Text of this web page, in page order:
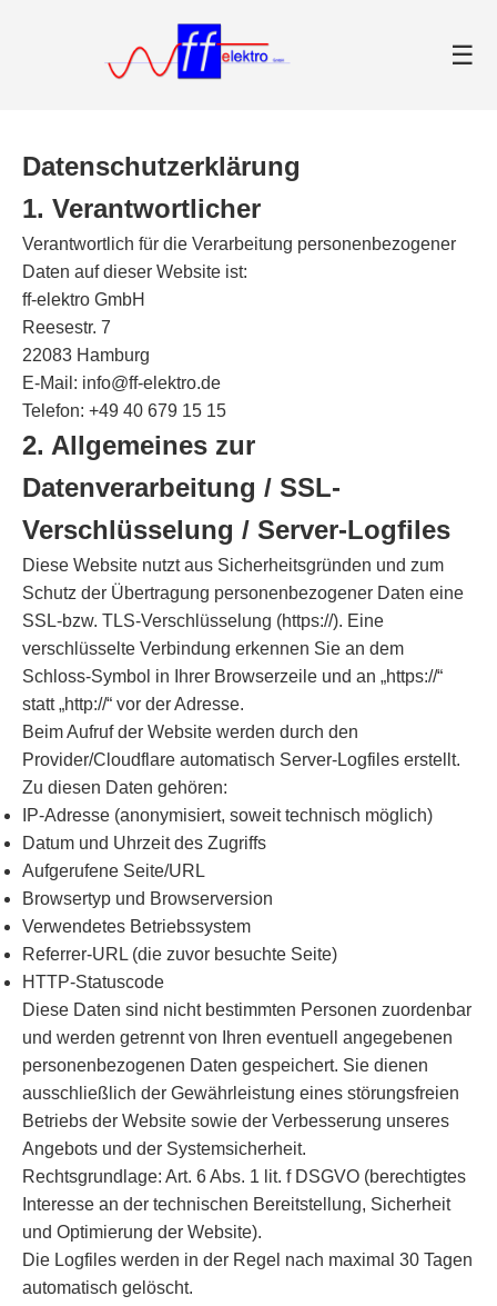
☰
Datenschutzerklärung
1. Verantwortlicher
Verantwortlich für die Verarbeitung personenbezogener
Daten auf dieser Website ist:
ff-elektro GmbH
Reesestr. 7
22083 Hamburg
E-Mail: info@ff-elektro.de
Telefon: +49 40 679 15 15
2. Allgemeines zur
Datenverarbeitung / SSL-
Verschlüsselung / Server-Logfiles
Diese Website nutzt aus Sicherheitsgründen und zum
Schutz der Übertragung personenbezogener Daten eine
SSL-bzw. TLS-Verschlüsselung (https://). Eine
verschlüsselte Verbindung erkennen Sie an dem
Schloss-Symbol in Ihrer Browserzeile und an „https://“
statt „http://“ vor der Adresse.
Beim Aufruf der Website werden durch den
Provider/Cloudflare automatisch Server-Logfiles erstellt.
Zu diesen Daten gehören:
IP-Adresse (anonymisiert, soweit technisch möglich)
Datum und Uhrzeit des Zugriffs
Aufgerufene Seite/URL
Browsertyp und Browserversion
Verwendetes Betriebssystem
Referrer-URL (die zuvor besuchte Seite)
HTTP-Statuscode
Diese Daten sind nicht bestimmten Personen zuordenbar
und werden getrennt von Ihren eventuell angegebenen
personenbezogenen Daten gespeichert. Sie dienen
ausschließlich der Gewährleistung eines störungsfreien
Betriebs der Website sowie der Verbesserung unseres
Angebots und der Systemsicherheit.
Rechtsgrundlage: Art. 6 Abs. 1 lit. f DSGVO (berechtigtes
Interesse an der technischen Bereitstellung, Sicherheit
und Optimierung der Website).
Die Logfiles werden in der Regel nach maximal 30 Tagen
automatisch gelöscht.